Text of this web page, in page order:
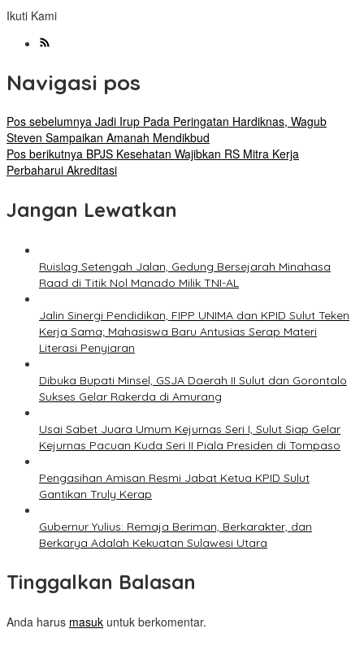
Ikuti Kami
Navigasi pos
Pos sebelumnya Jadi Irup Pada Peringatan Hardiknas, Wagub
Steven Sampaikan Amanah Mendikbud
Pos berikutnya BPJS Kesehatan Wajibkan RS Mitra Kerja
Perbaharui Akreditasi
Jangan Lewatkan
Ruislag Setengah Jalan, Gedung Bersejarah Minahasa
Raad di Titik Nol Manado Milik TNI-AL
Jalin Sinergi Pendidikan, FIPP UNIMA dan KPID Sulut Teken
Kerja Sama; Mahasiswa Baru Antusias Serap Materi
Literasi Penyiaran
Dibuka Bupati Minsel, GSJA Daerah II Sulut dan Gorontalo
Sukses Gelar Rakerda di Amurang
Usai Sabet Juara Umum Kejurnas Seri I, Sulut Siap Gelar
Kejurnas Pacuan Kuda Seri II Piala Presiden di Tompaso
Pengasihan Amisan Resmi Jabat Ketua KPID Sulut
Gantikan Truly Kerap
Gubernur Yulius: Remaja Beriman, Berkarakter, dan
Berkarya Adalah Kekuatan Sulawesi Utara
Tinggalkan Balasan
Anda harus masuk untuk berkomentar.